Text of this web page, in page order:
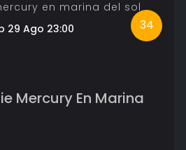
34
29 Ago 23:00
Mercury En Marina